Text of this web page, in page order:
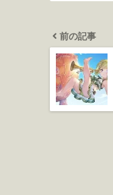
前の記事